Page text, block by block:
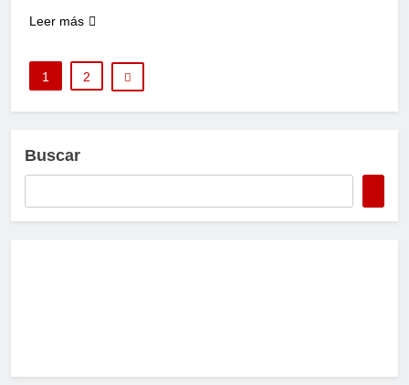
Leer más
1 2
Buscar